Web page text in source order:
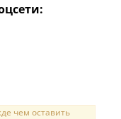
чем оставить